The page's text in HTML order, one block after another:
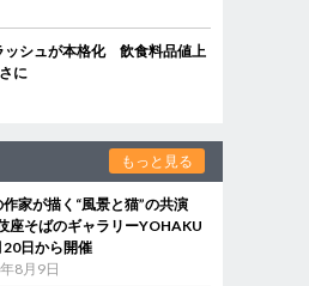
ッシュが本格化 飲食料品値上
に
もっと見る
作家が描く“風景と猫”の共演
座そばのギャラリーYOHAKU
20日から開催
8月9日